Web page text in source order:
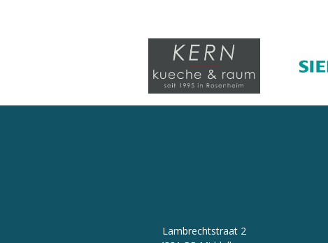
Lambrechtstraat 2